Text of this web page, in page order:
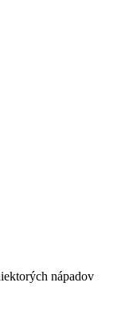
nápadov